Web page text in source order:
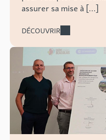
assurer sa mise à […]
DÉCOUVRIR